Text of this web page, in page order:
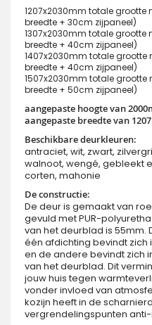
1207x2030mm totale
breedte + 30cm zijpaneel)
1307x2030mm totale
breedte + 40cm zijpaneel)
1407x2030mm totale
breedte + 40cm zijpaneel)
1507x2030mm totale
breedte + 50cm zijpaneel)
aangepaste hoogte van
aangepaste breedte van
Beschikbare deurkleuren:
antraciet, wit, zwart,
walnoot, wengé, gebleekt
corten, mahonie
De constructie:
De deur is gemaakt van
gevuld met PUR-
van het deurblad is 55mm.
één afdichting bevindt zich
en de andere bevindt zich
van het deurblad. Dit
jouw huis tegen
vonder invloed van
kozijn heeft in de
vergrendelingspunten